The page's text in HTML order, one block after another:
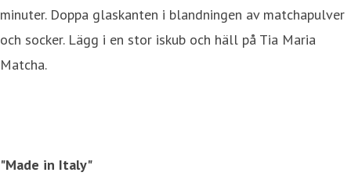
minuter. Doppa glaskanten i blandningen av matchapulver
och socker. Lägg i en stor iskub och häll på Tia Maria
Matcha.
"Made in Italy"